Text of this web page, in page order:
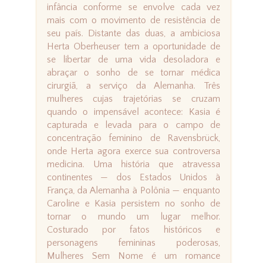
infância conforme se envolve cada vez
mais com o movimento de resistência de
seu país. Distante das duas, a ambiciosa
Herta Oberheuser tem a oportunidade de
se libertar de uma vida desoladora e
abraçar o sonho de se tornar médica
cirurgiã, a serviço da Alemanha. Três
mulheres cujas trajetórias se cruzam
quando o impensável acontece: Kasia é
capturada e levada para o campo de
concentração feminino de Ravensbrück,
onde Herta agora exerce sua controversa
medicina. Uma história que atravessa
continentes — dos Estados Unidos à
França, da Alemanha à Polônia — enquanto
Caroline e Kasia persistem no sonho de
tornar o mundo um lugar melhor.
Costurado por fatos históricos e
personagens femininas poderosas,
Mulheres Sem Nome é um romance